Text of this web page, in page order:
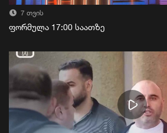
7 თვის
ფორმულა 17:00 საათზე